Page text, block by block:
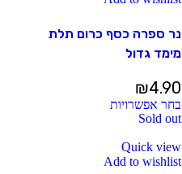
נר ספרה כסף כרום תלת
מימד גדול
₪4.90
בחר אפשרויות
Sold out
Quick view
Add to wishlist